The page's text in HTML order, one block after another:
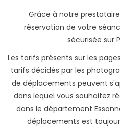
Grâce à notre
réservation de votre
sécurisée sur
Les tarifs présents sur les
tarifs décidés par les
de déplacements peuvent
dans lequel vous souhaitez
dans le département
déplacements est